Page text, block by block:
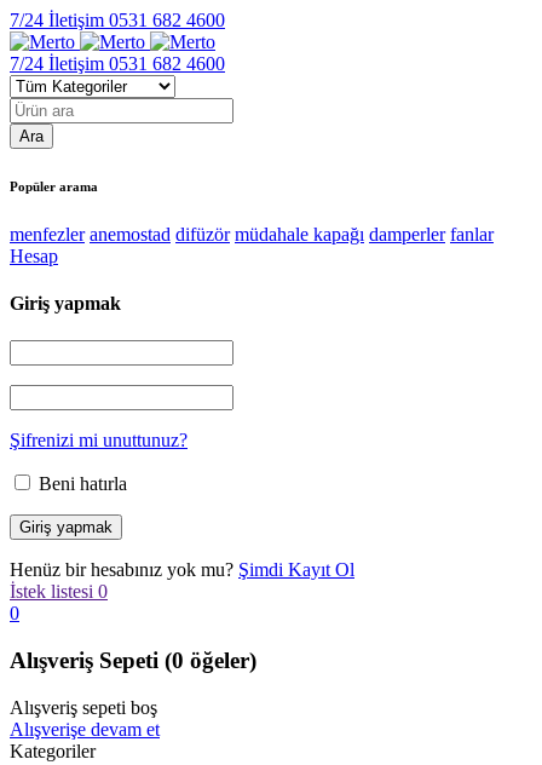
7/24 İletişim 0531 682 4600
7/24 İletişim 0531 682 4600
Popüler arama
menfezler anemostad difüzör müdahale kapağı damperler fanlar
Hesap
Giriş yapmak
Şifrenizi mi unuttunuz?
Beni hatırla
Henüz bir hesabınız yok mu? Şimdi Kayıt Ol
İstek listesi 0
0
Alışveriş Sepeti (0 öğeler)
Alışveriş sepeti boş
Alışverişe devam et
Kategoriler